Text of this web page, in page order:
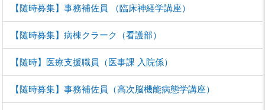
【随時募集】事務補佐員 （臨床神経学講座）
【随時募集】病棟クラーク（看護部）
【随時】医療支援職員（医事課 入院係）
【随時募集】事務補佐員（高次脳機能病態学講座）